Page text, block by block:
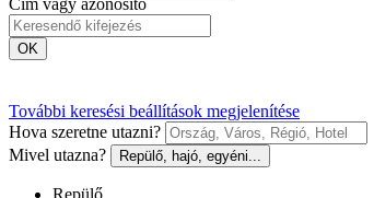
Cím vagy azonosító
OK
További keresési beállítások megjelenítése
Hova szeretne utazni?
Mivel utazna?
Repülő, hajó, egyéni...
Repülő